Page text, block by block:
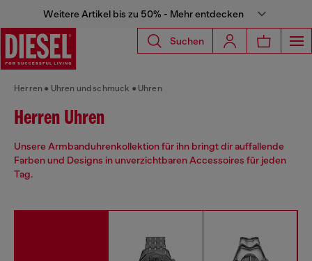
Weitere Artikel bis zu 50% - Mehr entdecken
Suchen
Herren Uhren und schmuck Uhren
Herren Uhren
Unsere Armbanduhrenkollektion für ihn bringt dir auffallende
Farben und Designs in unverzichtbaren Accessoires für jeden
Tag.